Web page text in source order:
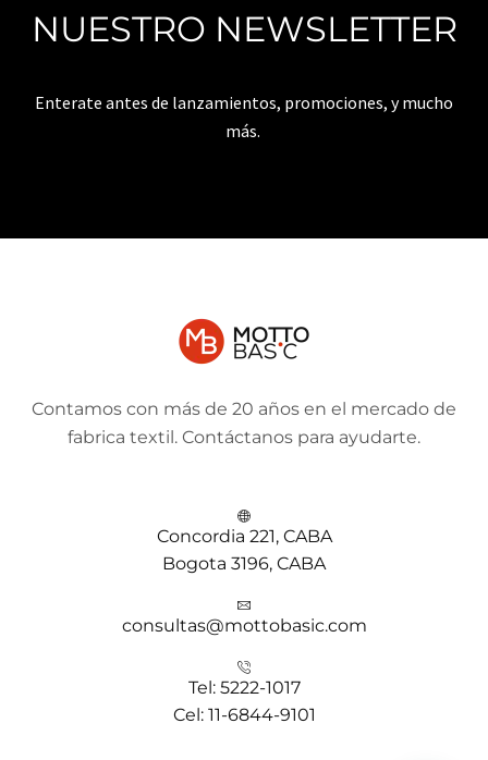
NUESTRO NEWSLETTER
Enterate antes de lanzamientos, promociones, y mucho
más.
Contamos con más de 20 años en el mercado de
fabrica textil. Contáctanos para ayudarte.
Concordia 221, CABA
Bogota 3196, CABA
consultas@mottobasic.com
Tel: 5222-1017
Cel: 11-6844-9101